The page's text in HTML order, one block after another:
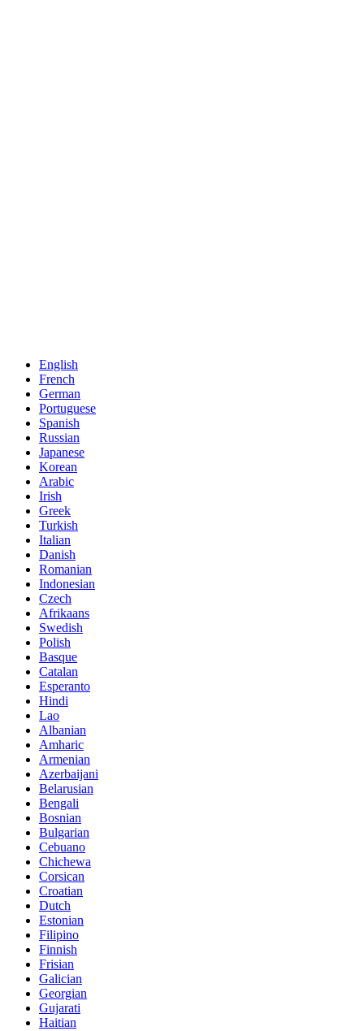
English
French
German
Portuguese
Spanish
Russian
Japanese
Korean
Arabic
Irish
Greek
Turkish
Italian
Danish
Romanian
Indonesian
Czech
Afrikaans
Swedish
Polish
Basque
Catalan
Esperanto
Hindi
Lao
Albanian
Amharic
Armenian
Azerbaijani
Belarusian
Bengali
Bosnian
Bulgarian
Cebuano
Chichewa
Corsican
Croatian
Dutch
Estonian
Filipino
Finnish
Frisian
Galician
Georgian
Gujarati
Haitian